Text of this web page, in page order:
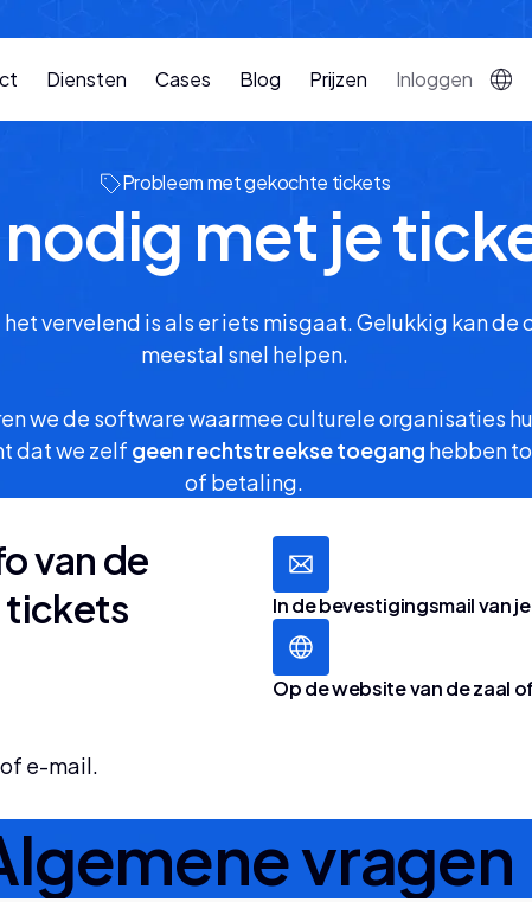
Diensten Cases Blog Prijzen Inloggen
Probleem met gekochte tickets
met je
vervelend is als er iets misgaat. Gelukkig kan de
meestal snel helpen.
we de software waarmee culturele organisaties
dat we zelf geen rechtstreekse toegang hebben
of betaling.
vande
tickets
e-mail.
In de bevestigingsmail van
Op de website van de zaal
vragen